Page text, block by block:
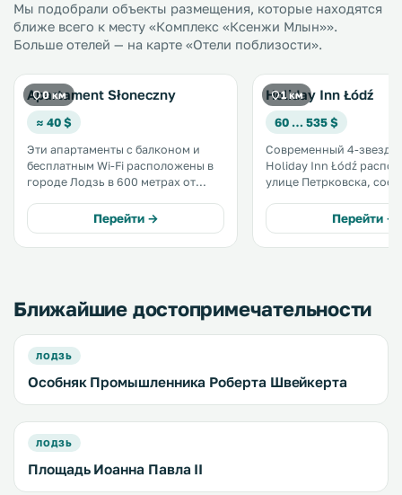
Мы подобрали объекты размещения, которые находятся
ближе всего к месту «Комплекс «Ксенжи Млын»».
Больше отелей — на карте «Отели поблизости».
0 км
Apartament Słoneczny
≈ 40 $
Эти апартаменты с балконом и
бесплатным Wi-Fi расположены в
городе Лодзь в 600 метрах от
промышленности и в 800 метрах
от торгово-выставочного центра
Lódź MT. .
Перейти →
1 км
Holiday Inn Łódź
60 … 535 $
Современный 4-
Holiday Inn Łódź
улице Петрковска,
известна своими
многочисленными
барами и клубами. .
Перейти →
Ближайшие достопримечательности
ЛОДЗЬ
Особняк Промышленника Роберта Швейкерта
ЛОДЗЬ
Площадь Иоанна Павла II